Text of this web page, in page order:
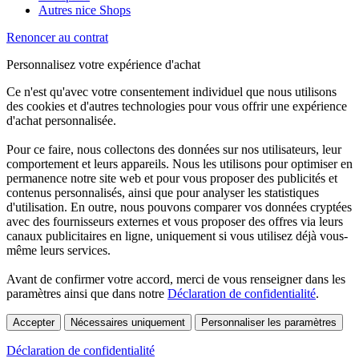
Autres nice Shops
Renoncer au contrat
Personnalisez votre expérience d'achat
Ce n'est qu'avec votre consentement individuel que nous utilisons
des cookies et d'autres technologies pour vous offrir une expérience
d'achat personnalisée.
Pour ce faire, nous collectons des données sur nos utilisateurs, leur
comportement et leurs appareils. Nous les utilisons pour optimiser en
permanence notre site web et pour vous proposer des publicités et
contenus personnalisés, ainsi que pour analyser les statistiques
d'utilisation. En outre, nous pouvons comparer vos données cryptées
avec des fournisseurs externes et vous proposer des offres via leurs
canaux publicitaires en ligne, uniquement si vous utilisez déjà vous-
même leurs services.
Avant de confirmer votre accord, merci de vous renseigner dans les
paramètres ainsi que dans notre Déclaration de confidentialité.
Accepter Nécessaires uniquement Personnaliser les paramètres
Déclaration de confidentialité